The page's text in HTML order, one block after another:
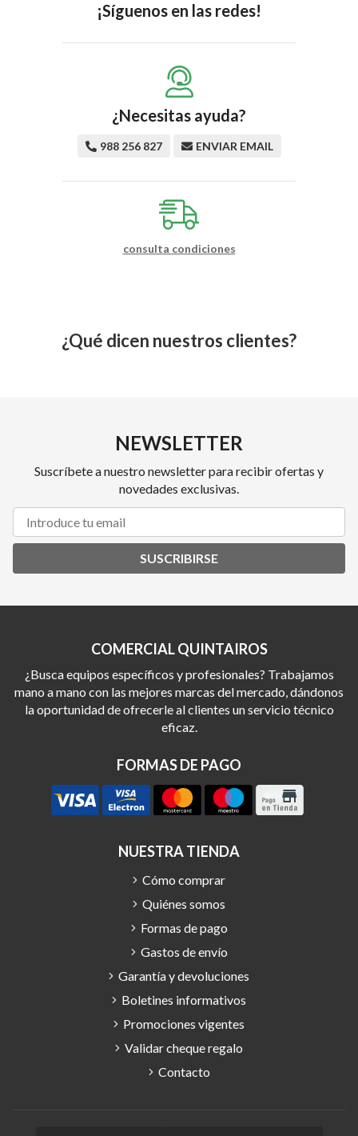
¡Síguenos en las redes!
¿Necesitas ayuda?
988 256 827 ENVIAR EMAIL
consulta condiciones
¿Qué dicen nuestros clientes?
NEWSLETTER
Suscríbete a nuestro newsletter para recibir ofertas y
novedades exclusivas.
SUSCRIBIRSE
COMERCIAL QUINTAIROS
¿Busca equipos específicos y profesionales? Trabajamos
mano a mano con las mejores marcas del mercado, dándonos
la oportunidad de ofrecerle al clientes un servicio técnico
eficaz.
FORMAS DE PAGO
NUESTRA TIENDA
Cómo comprar
Quiénes somos
Formas de pago
Gastos de envío
Garantía y devoluciones
Boletines informativos
Promociones vigentes
Validar cheque regalo
Contacto